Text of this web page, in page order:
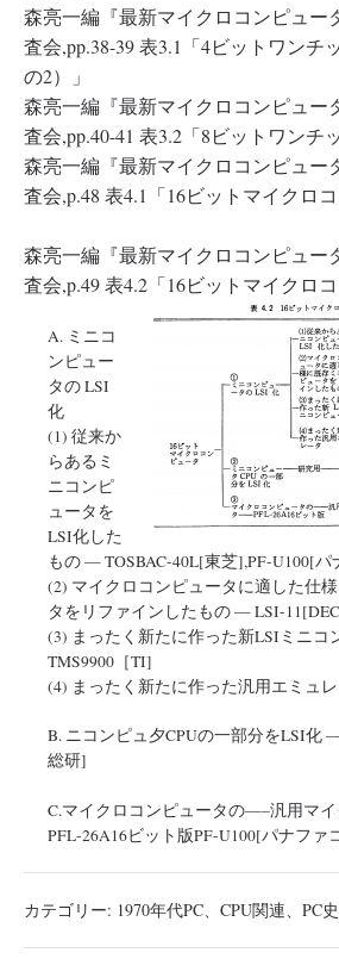
森亮一編『最新マイクロコンピュー
査会,pp.38-39 表3.1「4ビットワンチ
の2）」
森亮一編『最新マイクロコンピュー
査会,pp.40-41 表3.2「8ビットワンチ
森亮一編『最新マイクロコンピュー
査会,p.48 表4.1「16ビットマイクロ
森亮一編『最新マイクロコンピュー
査会,p.49 表4.2「16ビットマイクロ
A. ミニコ
ンピュー
タの LSI
化
(1) 従来か
らあるミ
ニコンピ
ュータを
LSI化した
もの — TOSBAC-40L[東芝],PF-U100[パ
(2) マイクロコンピュータに適した仕
タをリファインしたもの — LSI-
(3) まったく新たに作った新LSIミニ
TMS9900［TI]
(4) まったく新たに作った汎用エミュ
B. ニコンピュ夕CPUの一部分をLSI化
総研]
C.マイクロコンピュータの—–汎用マ
PFL-26A16ビット版PF-U100[パナファ
カテゴリー: 1970年代PC、 CPU関連、 PC